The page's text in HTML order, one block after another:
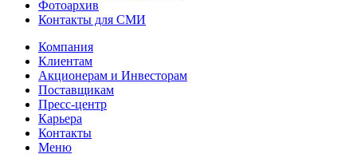
Фотоархив
Контакты для СМИ
Компания
Клиентам
Акционерам и Инвесторам
Поставщикам
Пресс-центр
Карьера
Контакты
Меню